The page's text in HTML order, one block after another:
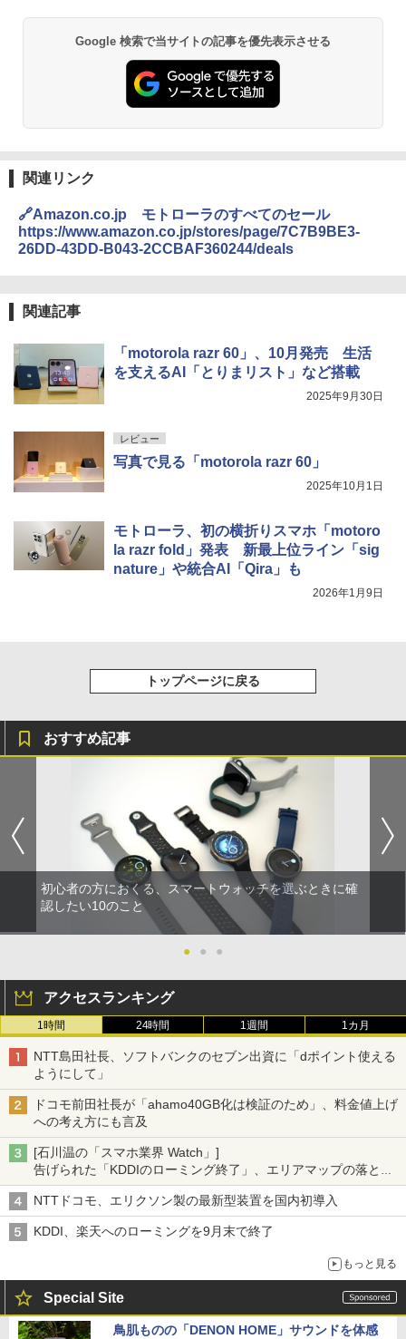
Google 検索で当サイトの記事を優先表示させる
関連リンク
🔗Amazon.co.jp モトローラのすべてのセール
https://www.amazon.co.jp/stores/page/7C7B9BE3-
26DD-43DD-B043-2CCBAF360244/deals
関連記事
「motorola razr 60」、10月発売 生活
を支えるAI「とりまリスト」など搭載
2025年9月30日
レビュー
写真で見る「motorola razr 60」
2025年10月1日
モトローラ、初の横折りスマホ「motoro
la razr fold」発表 新最上位ライン「sig
nature」や統合AI「Qira」も
2026年1月9日
トップページに戻る
おすすめ記事
初心者の方におくる、スマートウォッチを選ぶときに確
認したい10のこと
● ● ●
アクセスランキング
1時間 24時間 1週間 1カ月
NTT島田社長、ソフトバンクのセブン出資に「dポイント使える
ようにして」
ドコモ前田社長が「ahamo40GB化は検証のため」、料金値上げ
への考え方にも言及
[石川温の「スマホ業界 Watch」]
告げられた「KDDIのローミング終了」、エリアマップの落とし
穴と楽天モバイルの課題
NTTドコモ、エリクソン製の最新型装置を国内初導入
KDDI、楽天へのローミングを9月末で終了
もっと見る
Special Site
鳥肌ものの「DENON HOME」サウンドを体感